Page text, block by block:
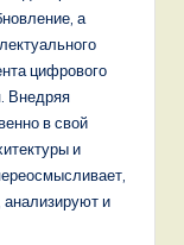
а
цифрового
Внедряя
в свой
и
и